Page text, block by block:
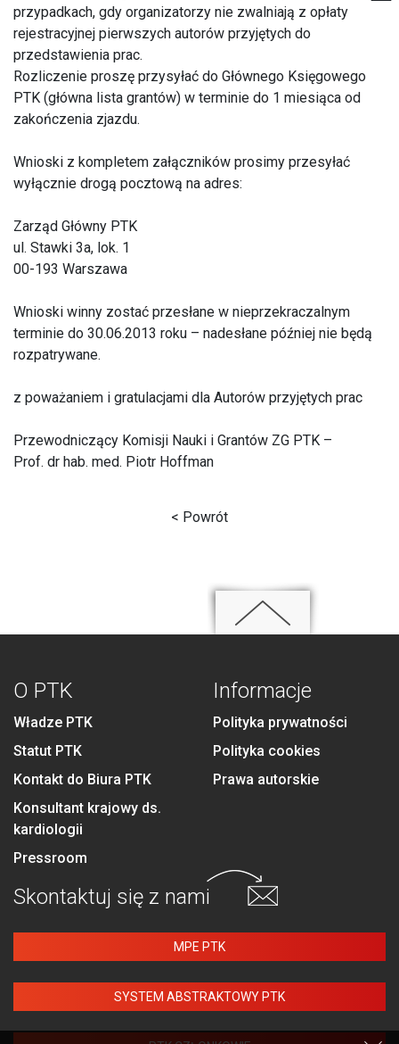
przypadkach, gdy organizatorzy nie zwalniają z opłaty
rejestracyjnej pierwszych autorów przyjętych do
przedstawienia prac.
Rozliczenie proszę przysyłać do Głównego Księgowego
PTK (główna lista grantów) w terminie do 1 miesiąca od
zakończenia zjazdu.
Wnioski z kompletem załączników prosimy przesyłać
wyłącznie drogą pocztową na adres:
Zarząd Główny PTK
ul. Stawki 3a, lok. 1
00-193 Warszawa
Wnioski winny zostać przesłane w nieprzekraczalnym
terminie do 30.06.2013 roku – nadesłane później nie będą
rozpatrywane.
z poważaniem i gratulacjami dla Autorów przyjętych prac
Przewodniczący Komisji Nauki i Grantów ZG PTK –
Prof. dr hab. med. Piotr Hoffman
< Powrót
O PTK
Władze PTK
Statut PTK
Kontakt do Biura PTK
Konsultant krajowy ds.
kardiologii
Pressroom
Informacje
Polityka prywatności
Polityka cookies
Prawa autorskie
Skontaktuj się z nami
MPE PTK
SYSTEM ABSTRAKTOWY PTK